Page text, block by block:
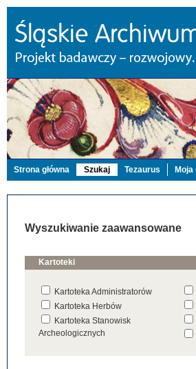
Strona główna Szukaj Tezaurus
Wyszukiwanie zaawansowane
Kartoteki
Kartoteka Administratorów
Kartoteka Herbów
Kartoteka Stanowisk
Archeologicznych